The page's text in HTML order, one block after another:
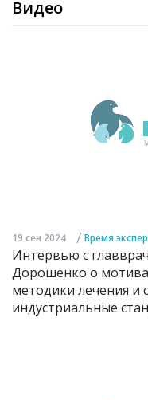
Видео
19 сен 2024 / Время
Интервью с
Дорошенко о
методики лечения и
индустриальные